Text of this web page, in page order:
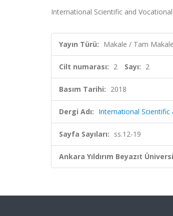
International Scientific and
Yayın Türü: Makale / Tam Makale
Cilt numarası: 2 Sayı: 2
Basım Tarihi: 2018
Dergi Adı: International Scientific
Sayfa Sayıları: ss.12-19
Ankara Yıldırım Beyazıt